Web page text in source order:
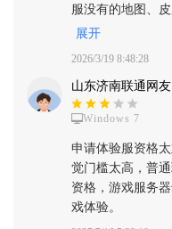
服没有的地图、
逃生这些国服早
吗？延迟高不高
通的免费加速器
的话进不去游戏
页面。 3. 问：怎
答：不用外国手
录，特别方便，
完全没门槛，想
展开
2026/3/19 8:48:28
山东济南联通网友
Windows 7
申请体验服资格
觉门槛太高，普
资格，游戏服务
戏体验。